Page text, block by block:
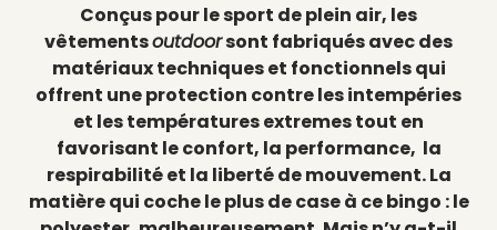
Conçus pour le sport de plein air, les
vêtementsoutdoorsont fabriqués avec des
matériaux techniques et fonctionnels qui
offrent une protection contre les intempéries
et les températures extremes tout en
favorisant le confort, la performance, la
respirabilité et la liberté de mouvement. La
matière qui coche le plus de case à ce bingo : le